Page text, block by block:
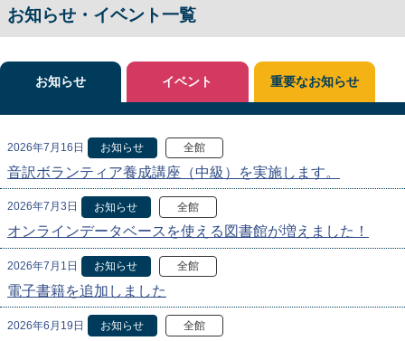
お知らせ・イベント一覧
お知らせ
2026年7月16日 お知らせ 全館
音訳ボランティア養成講座（中級）を実施します。
2026年7月3日 お知らせ 全館
オンラインデータベースを使える図書館が増えました！
2026年7月1日 お知らせ 全館
電子書籍を追加しました
2026年6月19日 お知らせ 全館
イベント 重要なお知らせ